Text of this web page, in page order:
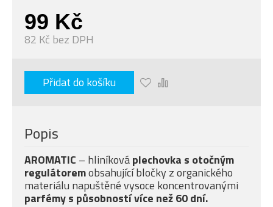
99 Kč
82 Kč bez DPH
Přidat do košíku
Popis
AROMATIC – hliníkováplechovka s otočným
regulátoremobsahující bločky z organického
materiálu napuštěné vysoce koncentrovanými
parfémy s působností více než 60 dní.